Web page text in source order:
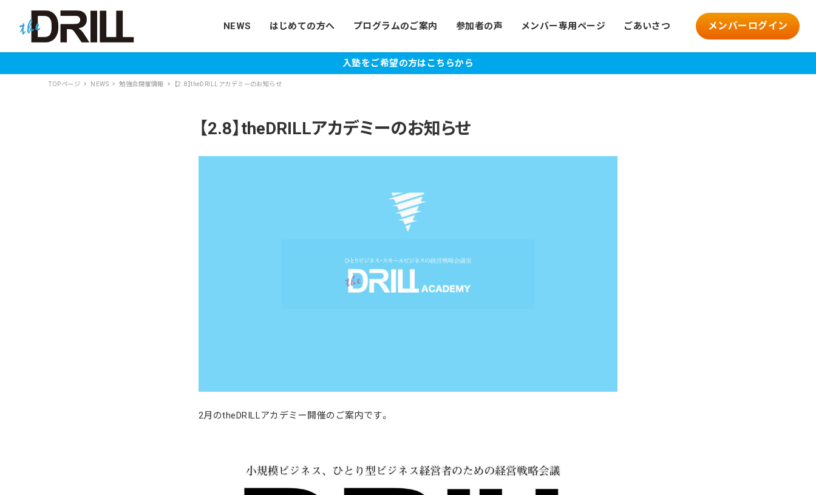
NEWS はじめての方へ プログラムのご案内 参加者の声 メンバー専用ページ ごあいさつ メンバーログイン
入塾をご希望の方はこちらから
TOPページ NEWS 勉強会開催情報 【2.8】theDRILLアカデミーのお知らせ
【2.8】theDRILLアカデミーのお知らせ
2月のtheDRILLアカデミー開催のご案内です。